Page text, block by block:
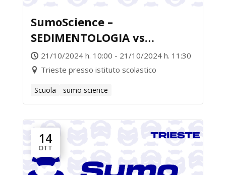
SumoScience –
SEDIMENTOLOGIA vs
INFORMATICA
21/10/2024 h. 10:00 - 21/10/2024 h. 11:30
Trieste presso istituto scolastico
Scuola sumo science
14
OTT